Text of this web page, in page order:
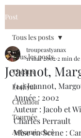
Post
Tous les posts
Théâtre
Festival
Création
Tournée
Astyamioches
Tous les posts
Jeannot,
troupeastyanax
11 mai 2002 2 min
(14) Jeannot,
Année : 2002
Auteur : Jacob et
Charles Perrault
Mise en Scène :